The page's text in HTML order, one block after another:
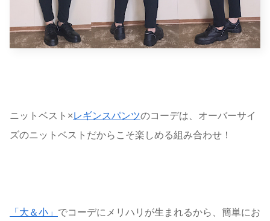
ニットベスト×レギンスパンツのコーデは、オーバーサイ
ズのニットベストだからこそ楽しめる組み合わせ！
「大＆小」 でコーデにメリハリが生まれるから、簡単にお